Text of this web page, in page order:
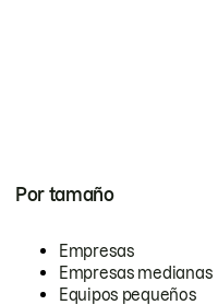
Por tamaño
Empresas
Empresas medianas
Equipos pequeños